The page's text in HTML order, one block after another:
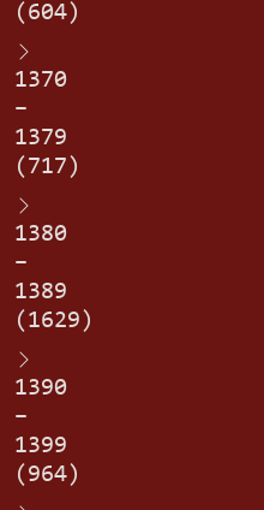
(604)
1370
–
1379
(717)
1380
–
1389
(1629)
1390
–
1399
(964)